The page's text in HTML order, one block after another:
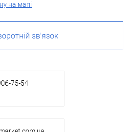
на мапі
зв'язок
75-54